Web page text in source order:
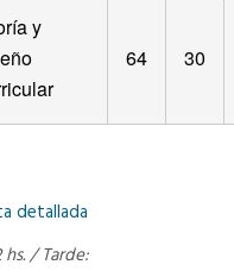
y
64 30
detallada
hs. / Tarde: